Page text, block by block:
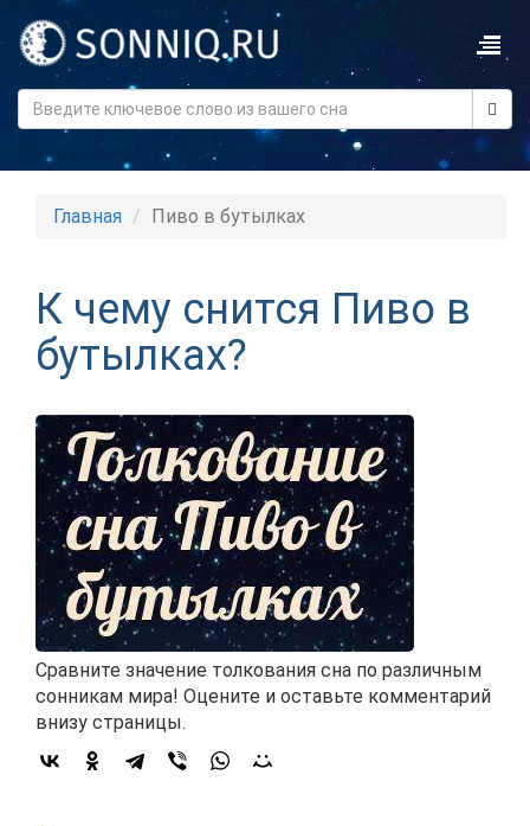
Главная Пиво в бутылках
К чему снится Пиво в
бутылках?
Сравните значение толкования сна по различным
сонникам мира! Оцените и оставьте комментарий
внизу страницы.